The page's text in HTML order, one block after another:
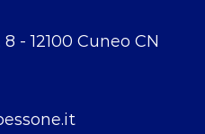
- 12100 Cuneo CN